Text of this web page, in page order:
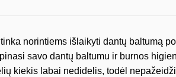
norintiems išlaikyti dantų baltumą
savo dantų baltumu ir burnos
kiekis labai nedidelis, todėl